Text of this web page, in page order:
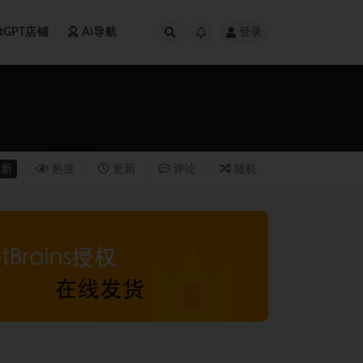
店铺 Ai导航 登录
热度 更新 评论 随机